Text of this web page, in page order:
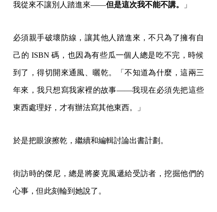
我從來不讓別人踏進來——但是這次我不能不講。 」
必須親手破壞防線，讓其他人踏進來，不只為了擁有自
己的 ISBN 碼，也因為有些瓜一個人總是吃不完，時候
到了，得切開來通風、曬乾。「不知道為什麼，這兩三
年來，我只想寫我家裡的故事——我現在必須先把這些
東西處理好，才有辦法寫其他東西。」
於是把眼淚擦乾，繼續和編輯討論出書計劃。
街訪時的傑尼，總是將麥克風遞給受訪者，挖掘他們的
心事，但此刻輪到她說了。